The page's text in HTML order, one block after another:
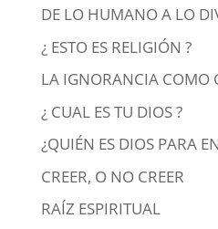
DE LO HUMANO A LO
¿ ESTO ES RELIGIÓN ?
LA IGNORANCIA COMO
¿ CUAL ES TU DIOS ?
¿QUIÉN ES DIOS PARA
CREER, O NO CREER
RAÍZ ESPIRITUAL